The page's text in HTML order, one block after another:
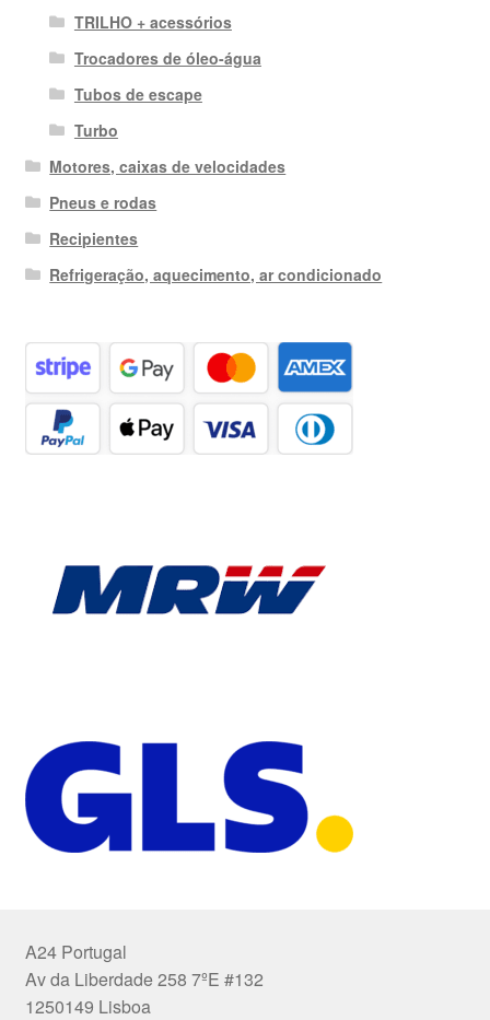
TRILHO + acessórios
Trocadores de óleo-água
Tubos de escape
Turbo
Motores, caixas de velocidades
Pneus e rodas
Recipientes
Refrigeração, aquecimento, ar condicionado
A24 Portugal
Av da Liberdade 258 7ºE #132
1250149 Lisboa